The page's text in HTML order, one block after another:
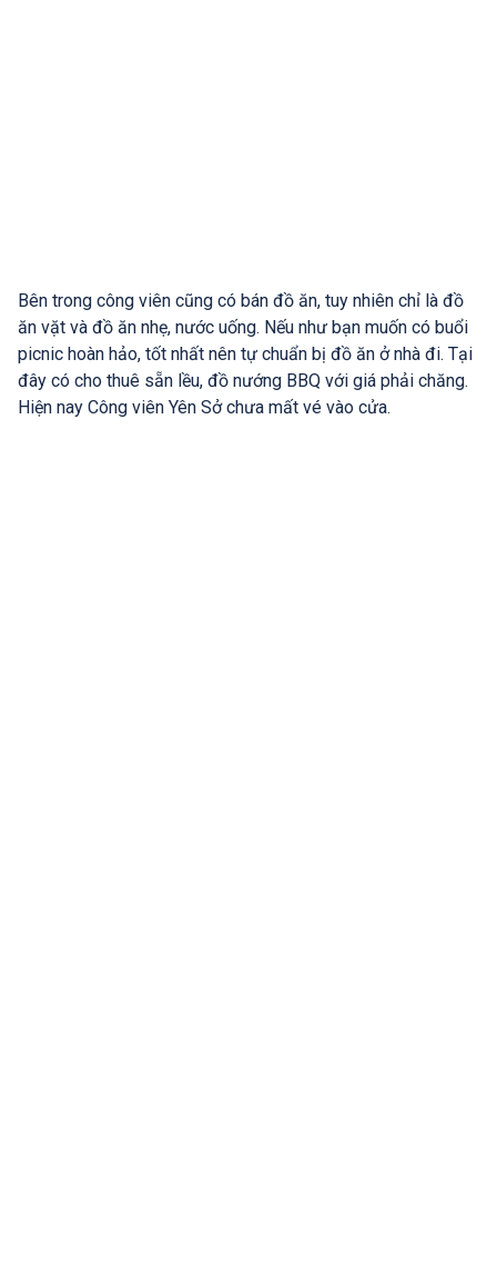
Bên trong công viên cũng có bán đồ ăn, tuy nhiên chỉ là đồ
ăn vặt và đồ ăn nhẹ, nước uống. Nếu như bạn muốn có buổi
picnic hoàn hảo, tốt nhất nên tự chuẩn bị đồ ăn ở nhà đi. Tại
đây có cho thuê sẵn lều, đồ nướng BBQ với giá phải chăng.
Hiện nay Công viên Yên Sở chưa mất vé vào cửa.